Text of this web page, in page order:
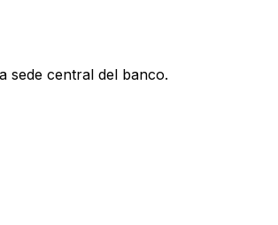
sede central del banco.